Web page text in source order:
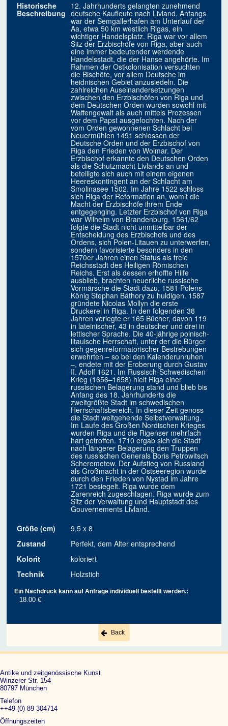
Historische
Beschreibung
12. Jahrhunderts gelangten zunehmend
deutsche Kaufleute nach Livland. Anfangs
war der Semgallerhafen am Unterlauf der
Aa, etwa 50 km westlich Rigas, ein
wichtiger Handelsplatz. Riga war vor allem
Sitz der Erzbischöfe von Riga, aber auch
eine immer bedeutender werdende
Handelsstadt, die der Hanse angehörte. Im
Rahmen der Ostkolonisation versuchten
die Bischöfe, vor allem Deutsche im
heidnischen Gebiet anzusiedeln. Die
zahlreichen Auseinandersetzungen
zwischen den Erzbischöfen von Riga und
dem Deutschen Orden wurden sowohl mit
Waffengewalt als auch mittels Prozessen
vor dem Papst ausgefochten. Nach der
vom Orden gewonnenen Schlacht bei
Neuermühlen 1491 schlossen der
Deutsche Orden und der Erzbischof von
Riga den Frieden von Wolmar. Der
Erzbischof erkannte den Deutschen Orden
als die Schutzmacht Livlands an und
beteiligte sich auch mit einem eigenen
Heereskontingent an der Schlacht am
Smolinasee 1502. Im Jahre 1522 schloss
sich Riga der Reformation an, womit die
Macht der Erzbischöfe ihrem Ende
entgegenging. Letzter Erzbischof von Riga
war Wilhelm von Brandenburg. 1561/62
folgte die Stadt nicht unmittelbar der
Entscheidung des Erzbischofs und des
Ordens, sich Polen-Litauen zu unterwerfen,
sondern favorisierte besonders in den
1570er Jahren einen Status als freie
Reichsstadt des Heiligen Römischen
Reichs. Erst als dessen erhoffte Hilfe
ausblieb, brachten neuerliche russische
Vormärsche die Stadt dazu, 1581 Polens
König Stephan Báthory zu huldigen. 1587
gründete Nicolas Mollyn die erste
Druckerei in Riga. In den folgenden 38
Jahren verlegte er 165 Bücher, davon 119
in lateinischer, 43 in deutscher und drei in
lettischer Sprache. Die 40-jährige polnisch-
litauische Herrschaft, unter der die Bürger
sich gegenreformatorischer Bestrebungen
erwehrten – so bei den Kalenderunruhen
–, endete mit der Eroberung durch Gustav
II. Adolf 1621. Im Russisch-Schwedischen
Krieg (1656–1658) hielt Riga einer
russischen Belagerung stand und blieb bis
Anfang des 18. Jahrhunderts die
zweitgrößte Stadt im schwedischen
Herrschaftsbereich. In dieser Zeit genoss
die Stadt weitgehende Selbstverwaltung.
Im Laufe des Großen Nordischen Krieges
wurden Riga und die Rigenser mehrfach
hart getroffen. 1710 ergab sich die Stadt
nach längerer Belagerung den Truppen
des russischen Generals Boris Petrowitsch
Scheremetew. Der Aufstieg von Russland
als Großmacht in der Ostseeregion wurde
durch den Frieden von Nystad im Jahre
1721 besiegelt. Riga wurde dem
Zarenreich zugeschlagen. Riga wurde zum
Sitz der Verwaltung und Hauptstadt des
Gouvernements Livland.
Größe (cm)
9,5 x 8
Zustand
Perfekt, dem Alter entsprechend
Kolorit
koloriert
Technik
Holzstich
Ein Nachdruck kann auf Anfrage individuell bestellt werden.:
18.00 €
Back
Antike und zeitgenössische Kunst
Winzerer Str. 154
80797 München
Telefon
++49 (0) 89 304714
Öffnungszeiten